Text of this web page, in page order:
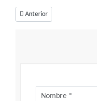
Artículo anterior: ¿Qué
Anterior